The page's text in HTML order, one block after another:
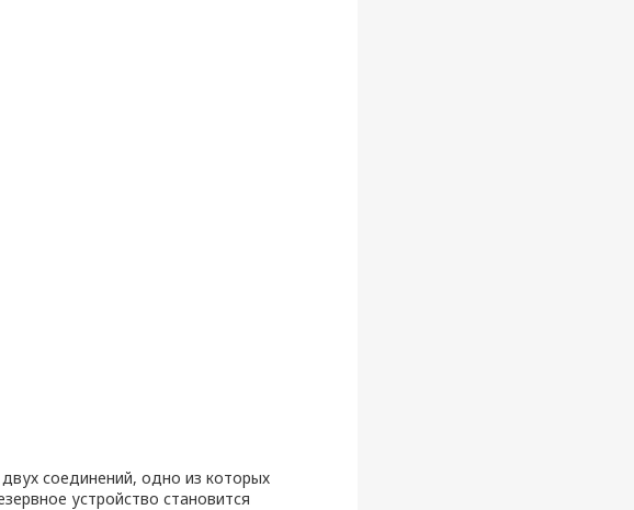
соединений, одно из которых
устройство становится